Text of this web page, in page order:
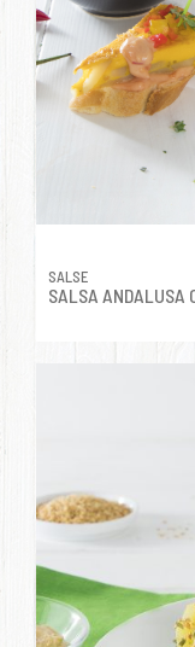
SALSE
SALSA ANDALUSA